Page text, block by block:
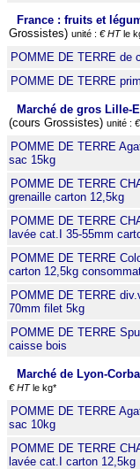
France : fruits et
Grossistes) unité : € HTle
POMME DE TERRE de
POMME DE TERRE
Marché de gros Lille-
(cours Grossistes) unité :
POMME DE TERRE
sac 15kg
POMME DE TERRE
grenaille carton 12,5kg
POMME DE TERRE
lavée cat.I 35-55mm
POMME DE TERRE
carton 12,5kg
POMME DE TERRE
70mm filet 5kg
POMME DE TERRE
caisse bois
Marché de Lyon-
€ HTle kg*
POMME DE TERRE
sac 10kg
POMME DE TERRE
lavée cat.I carton 12,5kg